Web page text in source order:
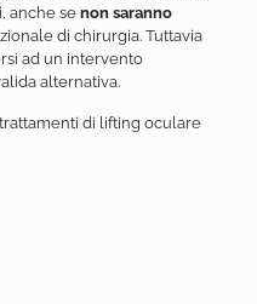
anche se non saranno
di chirurgia. Tuttavia
ad un intervento
alternativa.
di lifting oculare